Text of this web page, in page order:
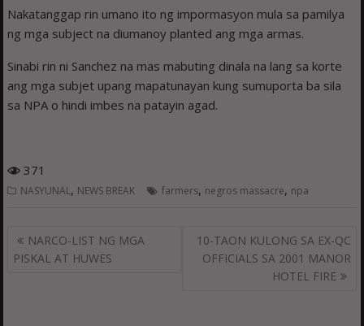
Nakatanggap rin umano ito ng impormasyon mula sa pamilya
ng mga subject na diumanoy planted ang mga armas.
Sinabi rin ni Sanchez na mas mabuting dinala na lang sa korte
ang mga subjet upang mapatunayan kung sumuporta ba sila
sa NPA o hindi imbes na patayin agad.
371
NASYUNAL, NEWS BREAK farmers, negros massacre, npa
Post
navigation
NARCO-LIST NG MGA
PISKAL AT HUWES
10-TAON KULONG SA EX-QC
OFFICIALS SA 2001 MANOR
HOTEL FIRE